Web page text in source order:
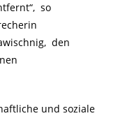
so
den
und soziale